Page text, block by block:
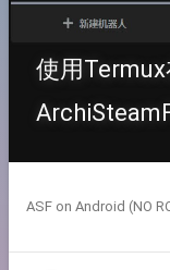
使用
ASF on Android (NO